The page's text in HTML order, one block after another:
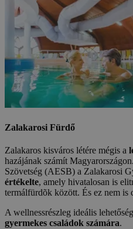
Zalakarosi Fürdő
Zalakaros kisváros létére mégis a
hazájának számít
Szövetség (AESB) a Zalakarosi
értékelte, amely hivatalosan is
termálfürdõk között. És ez nem is
A wellnessrészleg ideális
gyermekes családok számára.